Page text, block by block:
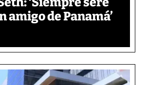
amigo de Panamá’